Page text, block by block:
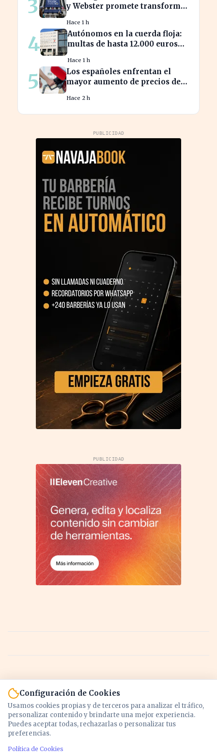
3
y Webster promete transformar
Hace 1 h
4
Autónomos en la cuerda floja:
multas de hasta 12.000 euros
Hace 1 h
5
Los españoles enfrentan el
mayor aumento de precios de
durante el verano
Hace 2 h
PUBLICIDAD
PUBLICIDAD
Configuración de Cookies
Usamos cookies propias y de terceros para analizar el tráfico,
personalizar contenido y brindarte una mejor experiencia.
Puedes aceptar todas, rechazarlas o personalizar tus
preferencias.
Política de Cookies